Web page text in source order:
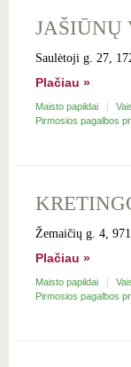
JAŠIŪNŲ
Saulėtoji g. 27,
Plačiau »
Maisto papildai
Pirmosios pagalbos
Žemaičių g. 4,
Plačiau »
Maisto papildai
Pirmosios pagalbos